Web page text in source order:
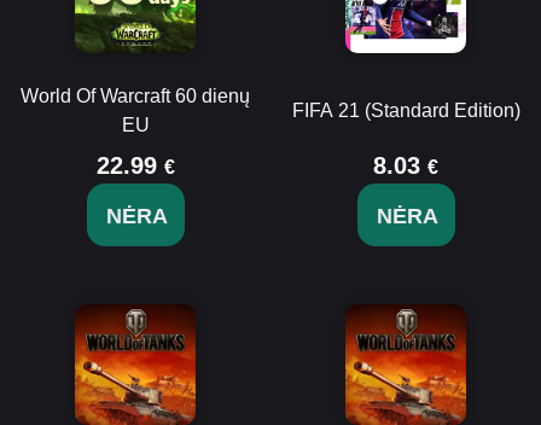
World Of Warcraft 60 dienų
EU
22.99 €
NĖRA
FIFA 21 (Standard Edition)
8.03 €
NĖRA